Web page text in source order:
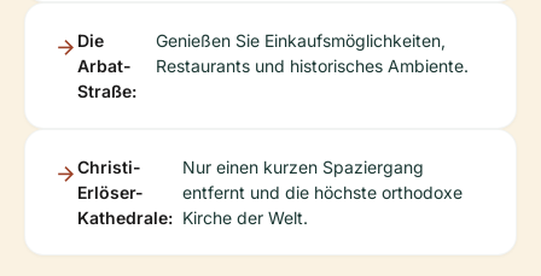
Die
Arbat-
Straße:
Genießen Sie Einkaufsmöglichkeiten,
Restaurants und historisches Ambiente.
Christi-
Erlöser-
Kathedrale:
Nur einen kurzen Spaziergang
entfernt und die höchste orthodoxe
Kirche der Welt.